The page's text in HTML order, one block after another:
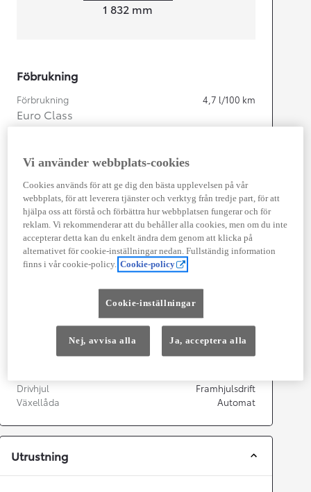
1 832 mm
Föbrukning
Förbrukning 4,7 l/100 km
Euro Class
Motor
Cylindrar
4
Kapacitet
1 798 cc
Effekt
103 kw (140 hk)
Acceleration 0-100km/h
9,9
Drivhjul
Framhjulsdrift
Växellåda
Automat
Utrustning
Vi använder webbplats-cookies
Cookies används för att ge dig den bästa upplevelsen på vår
webbplats, för att leverera tjänster och verktyg från tredje part, för att
hjälpa oss att förstå och förbättra hur webbplatsen fungerar och för
reklam. Vi rekommenderar att du behåller alla cookies, men om du inte
accepterar detta kan du enkelt ändra dem genom att klicka på
alternativet för cookie-inställningar nedan. Fullständig information
finns i vår cookie-policy. Cookie-policy
Cookie-inställningar
Nej, avvisa alla Ja, acceptera alla